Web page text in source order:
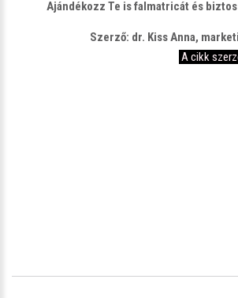
Ajándékozz Te is falmatricát és
Szerző: dr. Kiss Anna,
A cikk